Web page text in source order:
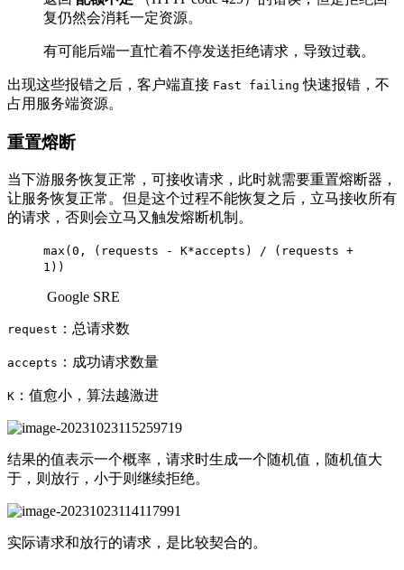
复仍然会消耗一定资源。
有可能后端一直忙着不停发送拒绝请求，导致过载。
出现这些报错之后，客户端直接 Fast failing 快速报错，不
占用服务端资源。
重置熔断
当下游服务恢复正常，可接收请求，此时就需要重置熔断器，
让服务恢复正常。但是这个过程不能恢复之后，立马接收所有
的请求，否则会立马又触发熔断机制。
max(0, (requests - K*accepts) / (requests +
1))
​ Google SRE
request ：总请求数
accepts ：成功请求数量
K ：值愈小，算法越激进
结果的值表示一个概率，请求时生成一个随机值，随机值大
于，则放行，小于则继续拒绝。
实际请求和放行的请求，是比较契合的。